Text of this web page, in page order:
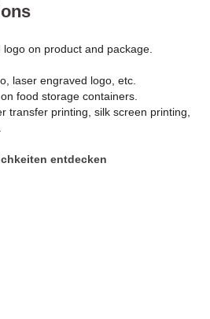
on product and package.
laser engraved logo, etc.
food storage containers.
transfer printing, silk screen printing,
entdecken